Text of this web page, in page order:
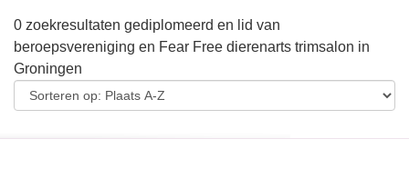
0 zoekresultaten gediplomeerd en lid van
beroepsvereniging en Fear Free dierenarts trimsalon in
Groningen